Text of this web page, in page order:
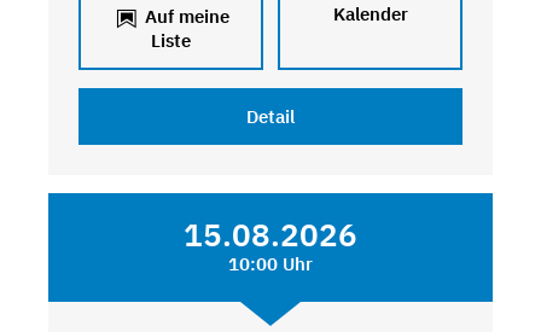
Auf meine
Liste
Kalender
Detail
15.08.2026
10:00 Uhr